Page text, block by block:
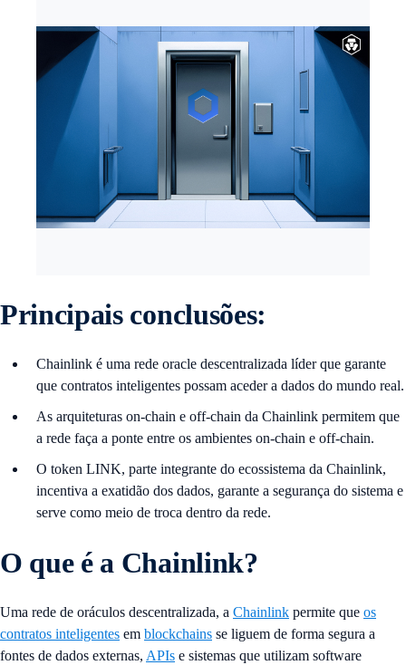
Principais conclusões:
Chainlink é uma rede oracle descentralizada líder que garante
que contratos inteligentes possam aceder a dados do mundo real.
As arquiteturas on-chain e off-chain da Chainlink permitem que
a rede faça a ponte entre os ambientes on-chain e off-chain.
O token LINK, parte integrante do ecossistema da Chainlink,
incentiva a exatidão dos dados, garante a segurança do sistema e
serve como meio de troca dentro da rede.
O que é a Chainlink?
Uma rede de oráculos descentralizada, a Chainlink permite que os
contratos inteligentes em blockchains se liguem de forma segura a
fontes de dados externas, APIs e sistemas que utilizam software